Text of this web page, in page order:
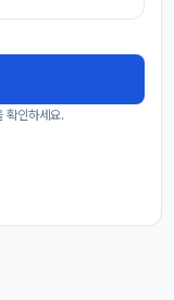
확인하세요.